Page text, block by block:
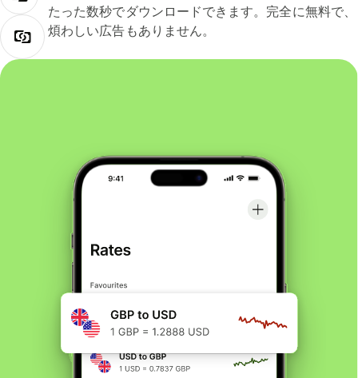
たった数秒でダウンロードできます。完全に無料で、
煩わしい広告もありません。